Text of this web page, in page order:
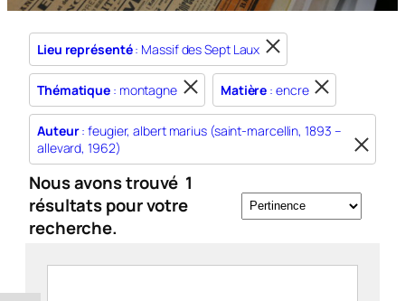
Lieu représenté: Massif des Sept Laux
Thématique : montagne Matière : encre
Auteur: feugier, albert marius (saint-marcellin, 1893 –
allevard, 1962)
Nous avons trouvé 1
résultats pour votre
recherche.